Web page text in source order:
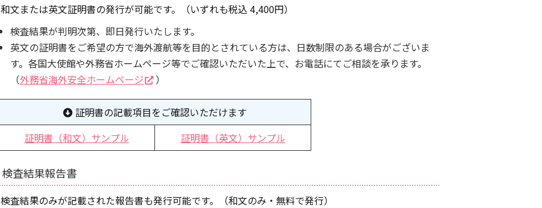
和文または英文証明書の発行が可能です。（いずれも税込 4,400円）
検査結果が判明次第、即日発行いたします。
英文の証明書をご希望の方で海外渡航等を目的とされている方は、日数制限のある場合がございま
す。各国大使館や外務省ホームページ等でご確認いただいた上で、お電話にてご相談を承ります。
（外務省海外安全ホームページ ）
証明書の記載項目をご確認いただけます
証明書（和文）サンプル
証明書（英文）サンプル
検査結果報告書
検査結果のみが記載された報告書も発行可能です。（和文のみ・無料で発行）